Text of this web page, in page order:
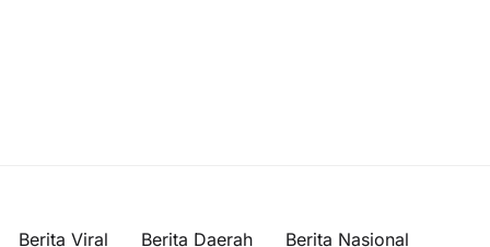
Berita Viral Berita Daerah Berita Nasional